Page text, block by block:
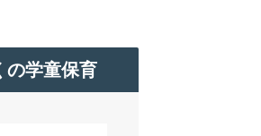
の学童保育